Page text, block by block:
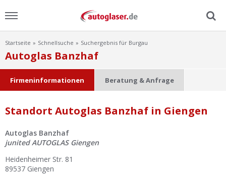
Menu
Home
Startseite Schnellsuche Suchergebnis für Burgau
Autoglas Banzhaf
Firmeninformationen Beratung & Anfrage
Standort Autoglas Banzhaf in Giengen
Autoglas Banzhaf
junited AUTOGLAS Giengen
Heidenheimer Str. 81
89537 Giengen